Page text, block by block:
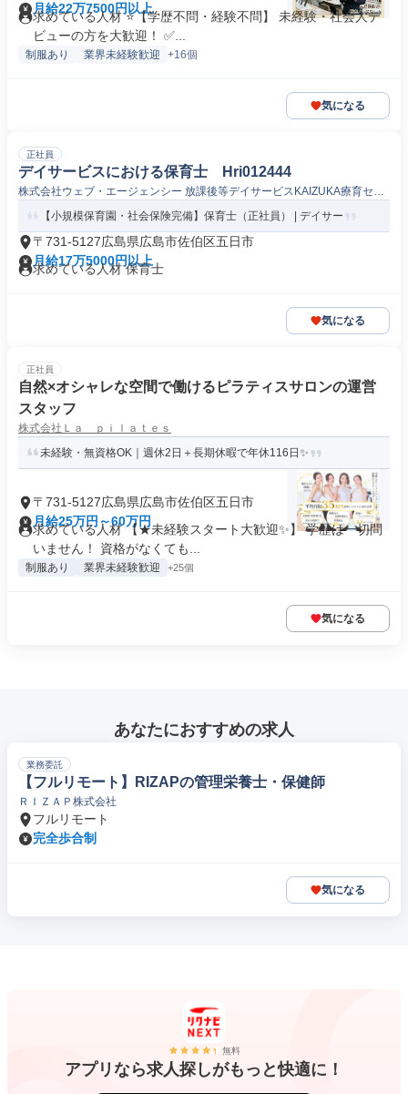
月給22万7500円以上
求めている人材 ⭐️【学歴不問・経験不問】 未経験・社会人デ
ビューの方を大歓迎！ ✅...
制服あり 業界未経験歓迎 +16個
気になる
正社員
デイサービスにおける保育士 Hri012444
株式会社ウェブ・エージェンシー 放課後等デイサービスKAIZUKA療育セン
ター五日市
【小規模保育園・社会保険完備】保育士（正社員） | デイサー
〒731-5127広島県広島市佐伯区五日市
月給17万5000円以上
求めている人材 保育士
気になる
正社員
自然×オシャレな空間で働けるピラティスサロンの運営
スタッフ
株式会社Ｌａ ｐｉｌａｔｅｓ
未経験・無資格OK｜週休2日＋長期休暇で年休116日✨
〒731-5127広島県広島市佐伯区五日市
月給25万円～60万円
求めている人材 【★未経験スタート大歓迎✨】 学歴は一切問
いません！ 資格がなくても...
制服あり 業界未経験歓迎 +25個
気になる
あなたにおすすめの求人
業務委託
【フルリモート】RIZAPの管理栄養士・保健師
ＲＩＺＡＰ株式会社
フルリモート
完全歩合制
気になる
無料
アプリなら求人探しがもっと快適に！